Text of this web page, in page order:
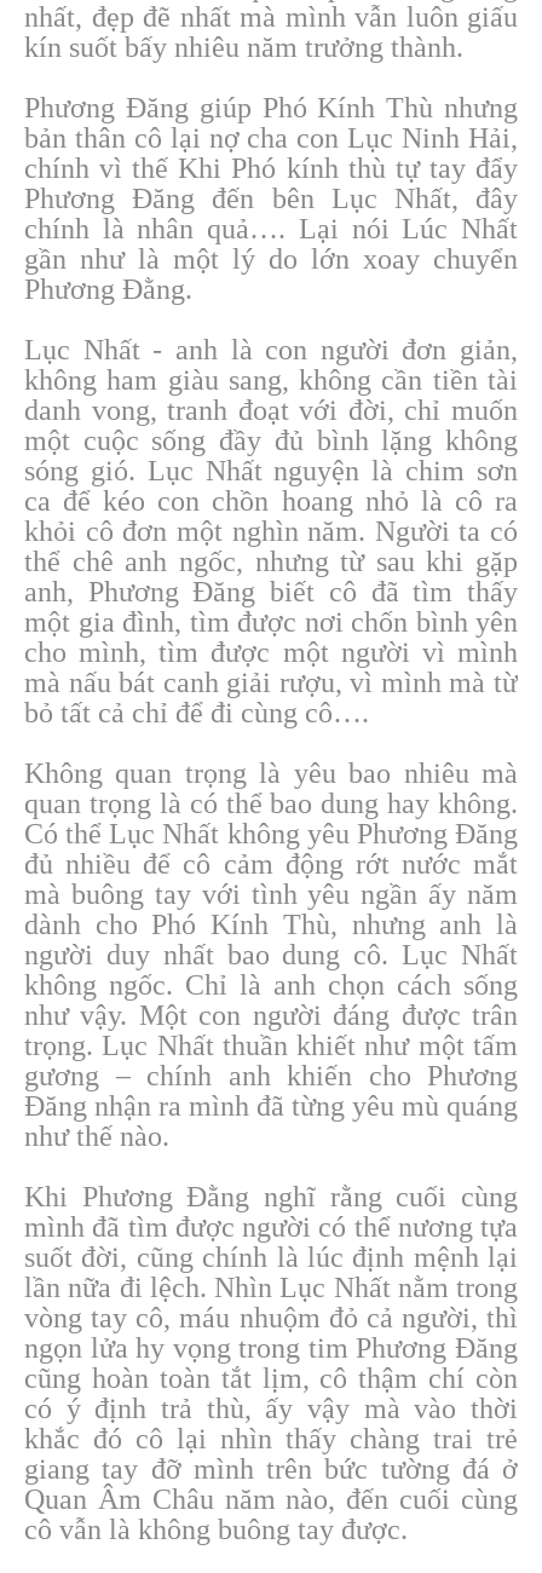
nhất, đẹp đẽ nhất mà mình vẫn luôn giấu
kín suốt bấy nhiêu năm trưởng thành.
Phương Đăng giúp Phó Kính Thù nhưng
bản thân cô lại nợ cha con Lục Ninh Hải,
chính vì thế Khi Phó kính thù tự tay đẩy
Phương Đăng đến bên Lục Nhất, đây
chính là nhân quả…. Lại nói Lúc Nhất
gần như là một lý do lớn xoay chuyển
Phương Đằng.
Lục Nhất - anh là con người đơn giản,
không ham giàu sang, không cần tiền tài
danh vong, tranh đoạt với đời, chỉ muốn
một cuộc sống đầy đủ bình lặng không
sóng gió. Lục Nhất nguyện là chim sơn
ca để kéo con chồn hoang nhỏ là cô ra
khỏi cô đơn một nghìn năm. Người ta có
thể chê anh ngốc, nhưng từ sau khi gặp
anh, Phương Đăng biết cô đã tìm thấy
một gia đình, tìm được nơi chốn bình yên
cho mình, tìm được một người vì mình
mà nấu bát canh giải rượu, vì mình mà từ
bỏ tất cả chỉ để đi cùng cô….
Không quan trọng là yêu bao nhiêu mà
quan trọng là có thể bao dung hay không.
Có thể Lục Nhất không yêu Phương Đăng
đủ nhiều để cô cảm động rớt nước mắt
mà buông tay với tình yêu ngần ấy năm
dành cho Phó Kính Thù, nhưng anh là
người duy nhất bao dung cô. Lục Nhất
không ngốc. Chỉ là anh chọn cách sống
như vậy. Một con người đáng được trân
trọng. Lục Nhất thuần khiết như một tấm
gương – chính anh khiến cho Phương
Đăng nhận ra mình đã từng yêu mù quáng
như thế nào.
Khi Phương Đằng nghĩ rằng cuối cùng
mình đã tìm được người có thể nương tựa
suốt đời, cũng chính là lúc định mệnh lại
lần nữa đi lệch. Nhìn Lục Nhất nằm trong
vòng tay cô, máu nhuộm đỏ cả người, thì
ngọn lửa hy vọng trong tim Phương Đăng
cũng hoàn toàn tắt lịm, cô thậm chí còn
có ý định trả thù, ấy vậy mà vào thời
khắc đó cô lại nhìn thấy chàng trai trẻ
giang tay đỡ mình trên bức tường đá ở
Quan Âm Châu năm nào, đến cuối cùng
cô vẫn là không buông tay được.